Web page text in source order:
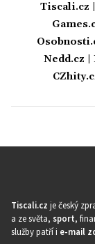
Tiscali.cz
Nedd.cz
Tiscali.cz je český
a ze světa, sport,
služby patří i e-mail